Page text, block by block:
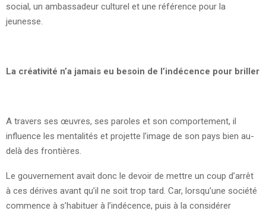
social, un ambassadeur culturel et une référence pour la
jeunesse.
La créativité n’a jamais eu besoin de l’indécence pour briller
A travers ses œuvres, ses paroles et son comportement, il
influence les mentalités et projette l’image de son pays bien au-
delà des frontières.
Le gouvernement avait donc le devoir de mettre un coup d’arrêt
à ces dérives avant qu’il ne soit trop tard. Car, lorsqu’une société
commence à s’habituer à l’indécence, puis à la considérer